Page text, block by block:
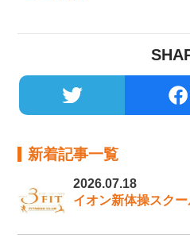
新着記事一覧
2026.07.18
イオン新体操スク